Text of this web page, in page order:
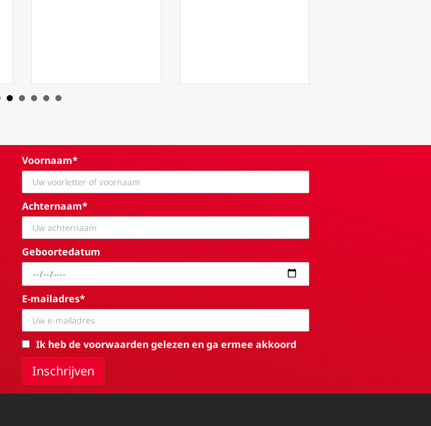
Voornaam*
Achternaam*
Geboortedatum
E-mailadres*
Ik heb de voorwaarden gelezen en ga ermee akkoord